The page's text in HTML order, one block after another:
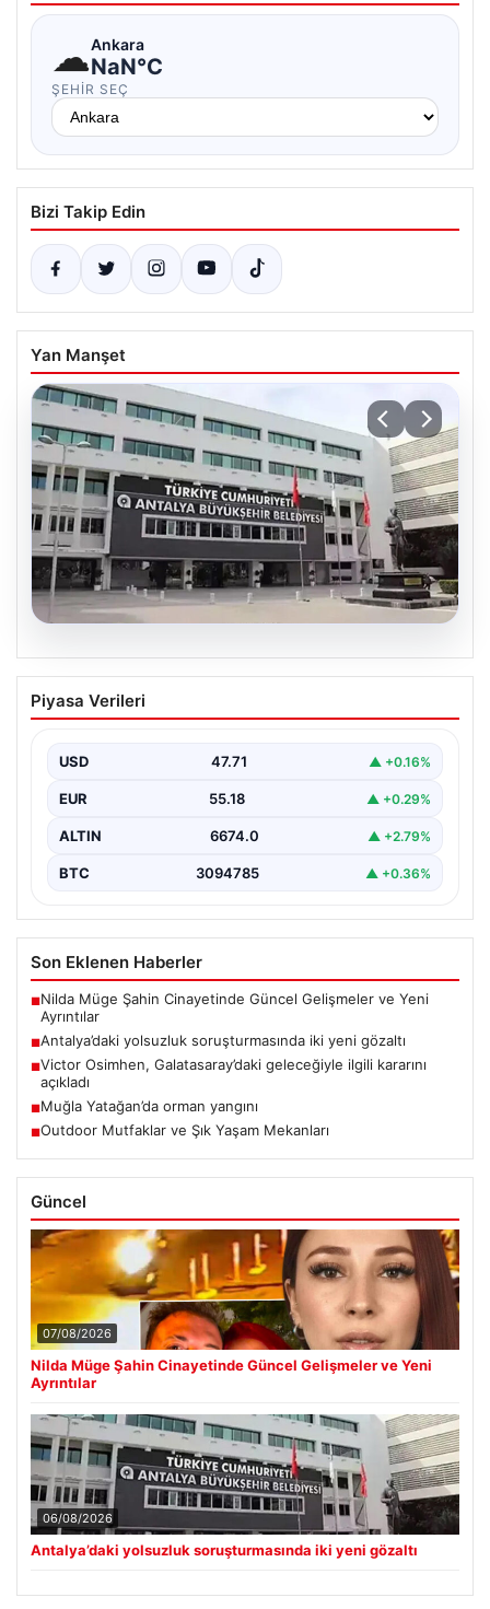
☁Ankara
NaN°C
ŞEHIR SEÇ
Bizi Takip Edin
Yan Manşet
06.08.2026
Antalya’daki yolsuzluk soruşturmasında
iki yeni gözaltı
Yeni Gözaltı İşlemi", "content": "Antalya Büyükşehir
Belediyesi'ne yönelik…
Piyasa Verileri
USD 47.71 ▲ +0.16%
EUR 55.18 ▲ +0.29%
ALTIN 6674.0 ▲ +2.79%
BTC 3094785 ▲ +0.36%
Son Eklenen Haberler
■Nilda Müge Şahin Cinayetinde Güncel Gelişmeler ve Yeni
Ayrıntılar
■Antalya’daki yolsuzluk soruşturmasında iki yeni gözaltı
■Victor Osimhen, Galatasaray’daki geleceğiyle ilgili kararını
açıkladı
■Muğla Yatağan’da orman yangını
■Outdoor Mutfaklar ve Şık Yaşam Mekanları
Güncel
07/08/2026
Nilda Müge Şahin Cinayetinde Güncel Gelişmeler ve Yeni
Ayrıntılar
06/08/2026
Antalya’daki yolsuzluk soruşturmasında iki yeni gözaltı